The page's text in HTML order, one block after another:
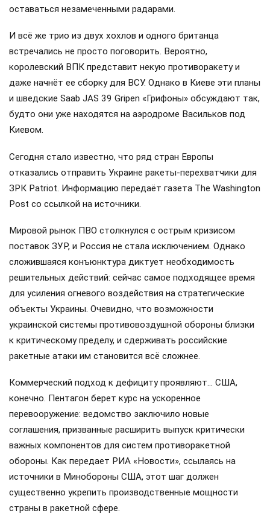
оставаться незамеченными радарами.
И всё же трио из двух хохлов и одного британца
встречались не просто поговорить. Вероятно,
королевский ВПК представит некую противоракету и
даже начнёт ее сборку для ВСУ. Однако в Киеве эти планы
и шведские Saab JAS 39 Gripen «Грифоны» обсуждают так,
будто они уже находятся на аэродроме Васильков под
Киевом.
Сегодня стало известно, что ряд стран Европы
отказались отправить Украине ракеты-перехватчики для
ЗРК Patriot. Информацию передаёт газета The Washington
Post со ссылкой на источники.
Мировой рынок ПВО столкнулся с острым кризисом
поставок ЗУР, и Россия не стала исключением. Однако
сложившаяся конъюнктура диктует необходимость
решительных действий: сейчас самое подходящее время
для усиления огневого воздействия на стратегические
объекты Украины. Очевидно, что возможности
украинской системы противовоздушной обороны близки
к критическому пределу, и сдерживать российские
ракетные атаки им становится всё сложнее.
Коммерческий подход к дефициту проявляют… США,
конечно. Пентагон берет курс на ускоренное
перевооружение: ведомство заключило новые
соглашения, призванные расширить выпуск критически
важных компонентов для систем противоракетной
обороны. Как передает РИА «Новости», ссылаясь на
источники в Минобороны США, этот шаг должен
существенно укрепить производственные мощности
страны в ракетной сфере.